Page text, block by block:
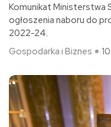
Komunikat Ministerstwa
ogłoszenia naboru do
2022-24.
Gospodarka i Biznes